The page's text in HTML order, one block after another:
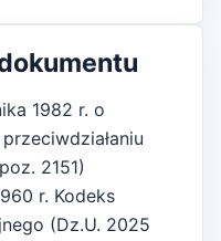
1982 r. o
2151)
r. Kodeks
(Dz.U. 2025